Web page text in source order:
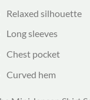
Relaxed silhouette
Long sleeves
Chest pocket
Curved hem